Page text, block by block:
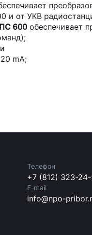
и от УКВ
600 обеспечивает
mA;
Телефон
+7 (812) 323-
E-mail
info@npo-